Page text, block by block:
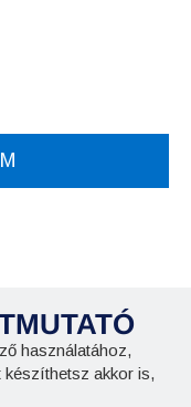
használatához,
készíthetsz akkor is,